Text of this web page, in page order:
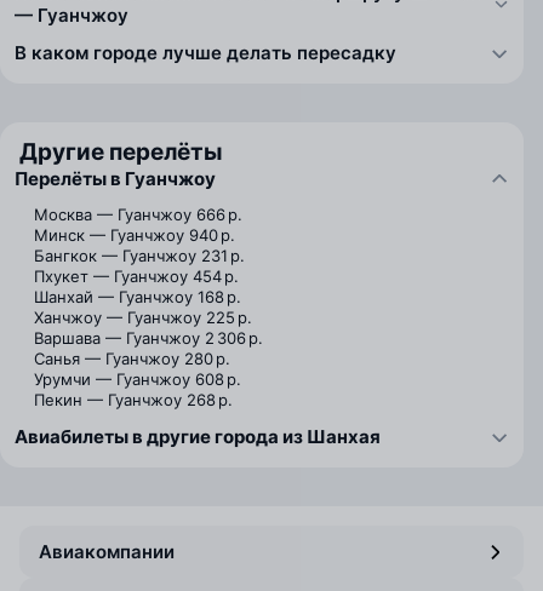
— Гуанчжоу
В каком городе лучше делать пересадку
Другие перелёты
Перелёты в Гуанчжоу
Москва — Гуанчжоу 666 р.
Минск — Гуанчжоу 940 р.
Бангкок — Гуанчжоу 231 р.
Пхукет — Гуанчжоу 454 р.
Шанхай — Гуанчжоу 168 р.
Ханчжоу — Гуанчжоу 225 р.
Варшава — Гуанчжоу 2 306 р.
Санья — Гуанчжоу 280 р.
Урумчи — Гуанчжоу 608 р.
Пекин — Гуанчжоу 268 р.
Авиабилеты в другие города из Шанхая
Авиакомпании